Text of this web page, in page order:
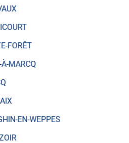
FORÊT
À-MARCQ
EN-WEPPES